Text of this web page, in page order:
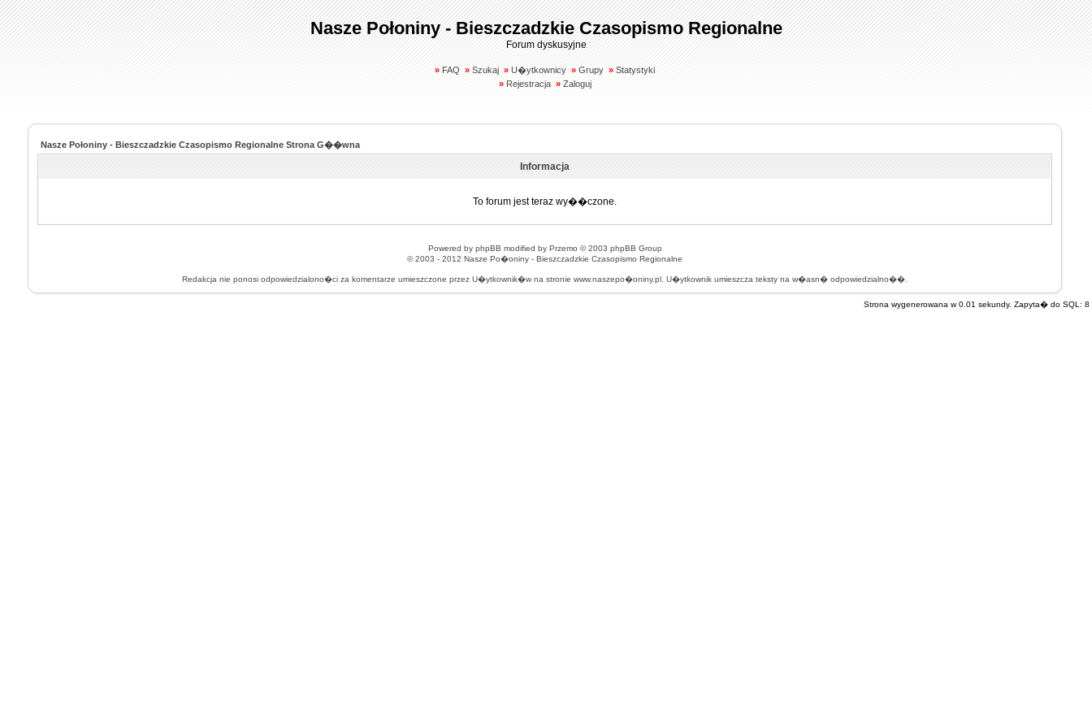
Nasze Połoniny - Bieszczadzkie Czasopismo Regionalne
Forum dyskusyjne
» FAQ » Szukaj » U�ytkownicy » Grupy » Statystyki
» Rejestracja » Zaloguj
Nasze Połoniny - Bieszczadzkie Czasopismo Regionalne Strona G��wna
Informacja
To forum jest teraz wy��czone.
Powered by phpBB modified by Przemo © 2003 phpBB Group
© 2003 - 2012 Nasze Po�oniny - Bieszczadzkie Czasopismo Regionalne
Redakcja nie ponosi odpowiedzialono�ci za komentarze umieszczone przez U�ytkownik�w na stronie www.naszepo�oniny.pl. U�ytkownik umieszcza teksty na w�asn� odpowiedzialno��.
Strona wygenerowana w 0.01 sekundy. Zapyta� do SQL: 8